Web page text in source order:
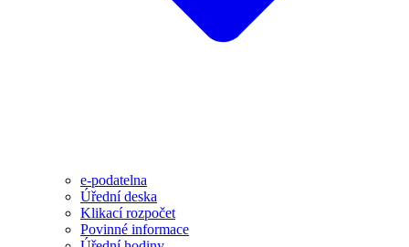
e-podatelna
Úřední deska
Klikací rozpočet
Povinné informace